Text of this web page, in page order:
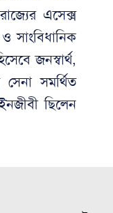
এসেক্স
সাংবিধানিক
জনস্বার্থ,
সমর্থিত
ছিলেন